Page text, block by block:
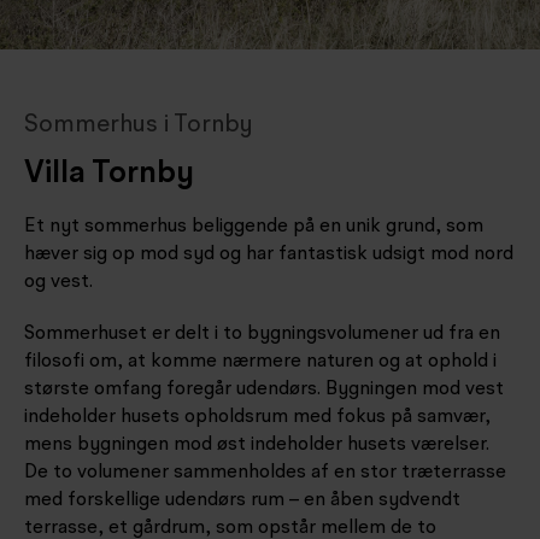
Sommerhus i Tornby
Villa Tornby
Et nyt sommerhus beliggende på en unik grund, som
hæver sig op mod syd og har fantastisk udsigt mod nord
og vest.
Sommerhuset er delt i to bygningsvolumener ud fra en
filosofi om, at komme nærmere naturen og at ophold i
største omfang foregår udendørs. Bygningen mod vest
indeholder husets opholdsrum med fokus på samvær,
mens bygningen mod øst indeholder husets værelser.
De to volumener sammenholdes af en stor træterrasse
med forskellige udendørs rum – en åben sydvendt
terrasse, et gårdrum, som opstår mellem de to